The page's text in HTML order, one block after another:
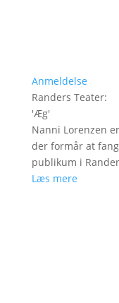
Anmeldelse
Randers Teater:
'Æg'
Nanni Lorenzen
der formår at
publikum i
Læs mere